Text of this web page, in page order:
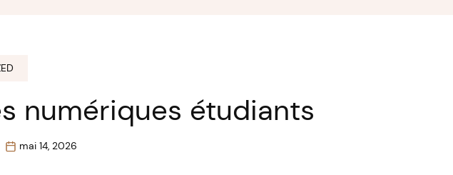
numériques étudiants
mai 14, 2026